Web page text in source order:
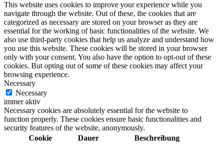
This website uses cookies to improve your experience while you
navigate through the website. Out of these, the cookies that are
categorized as necessary are stored on your browser as they are
essential for the working of basic functionalities of the website. We
also use third-party cookies that help us analyze and understand how
you use this website. These cookies will be stored in your browser
only with your consent. You also have the option to opt-out of these
cookies. But opting out of some of these cookies may affect your
browsing experience.
Necessary
Necessary
immer aktiv
Necessary cookies are absolutely essential for the website to
function properly. These cookies ensure basic functionalities and
security features of the website, anonymously.
Cookie
Dauer Beschreibung